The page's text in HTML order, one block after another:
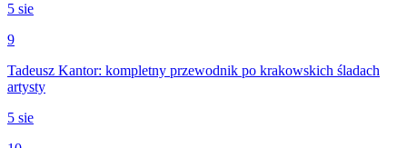
5 sie
9
Tadeusz Kantor: kompletny przewodnik po krakowskich śladach
artysty
5 sie